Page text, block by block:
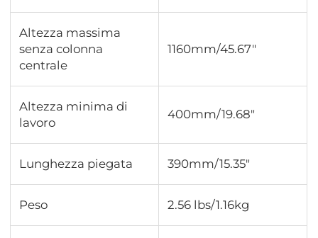
Altezza massima
senza colonna
centrale
1160mm/45.67"
Altezza minima di
lavoro
400mm/19.68"
Lunghezza piegata 390mm/15.35"
Peso 2.56 lbs/1.16kg